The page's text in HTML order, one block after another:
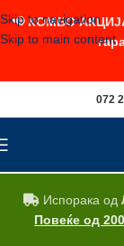
Skip to navigation
Skip to main content
072
Испорака од
Повеќе од
📢 КОМБО АКЦИЈА